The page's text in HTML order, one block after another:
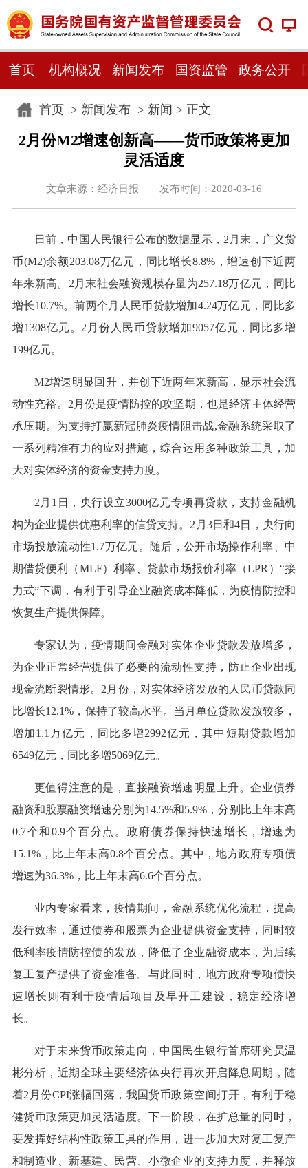
首页 机构概况 新闻发布 国资监管 政务公开
首页> 新闻发布> 新闻 > 正文
2月份M2增速创新高——货币政策将更加
灵活适度
文章来源：经济日报 发布时间：2020-03-16
日前，中国人民银行公布的数据显示，2月末，广义货
币(M2)余额203.08万亿元，同比增长8.8%，增速创下近两
年来新高。2月末社会融资规模存量为257.18万亿元，同比
增长10.7%。前两个月人民币贷款增加4.24万亿元，同比多
增1308亿元。2月份人民币贷款增加9057亿元，同比多增
199亿元。
M2增速明显回升，并创下近两年来新高，显示社会流
动性充裕。2月份是疫情防控的攻坚期，也是经济主体经营
承压期。为支持打赢新冠肺炎疫情阻击战,金融系统采取了
一系列精准有力的应对措施，综合运用多种政策工具，加
大对实体经济的资金支持力度。
2月1日，央行设立3000亿元专项再贷款，支持金融机
构为企业提供优惠利率的信贷支持。2月3日和4日，央行向
市场投放流动性1.7万亿元。随后，公开市场操作利率、中
期借贷便利（MLF）利率、贷款市场报价利率（LPR）“接
力式”下调，有利于引导企业融资成本降低，为疫情防控和
恢复生产提供保障。
专家认为，疫情期间金融对实体企业贷款发放增多，
为企业正常经营提供了必要的流动性支持，防止企业出现
现金流断裂情形。2月份，对实体经济发放的人民币贷款同
比增长12.1%，保持了较高水平。当月单位贷款发放较多，
增加1.1万亿元，同比多增2992亿元，其中短期贷款增加
6549亿元，同比多增5069亿元。
更值得注意的是，直接融资增速明显上升。企业债券
融资和股票融资增速分别为14.5%和5.9%，分别比上年末高
0.7个和0.9个百分点。政府债券保持快速增长，增速为
15.1%，比上年末高0.8个百分点。其中，地方政府专项债
增速为36.3%，比上年末高6.6个百分点。
业内专家看来，疫情期间，金融系统优化流程，提高
发行效率，通过债券和股票为企业提供资金支持，同时较
低利率疫情防控债的发放，降低了企业融资成本，为后续
复工复产提供了资金准备。与此同时，地方政府专项债快
速增长则有利于疫情后项目及早开工建设，稳定经济增
长。
对于未来货币政策走向，中国民生银行首席研究员温
彬分析，近期全球主要经济体央行再次开启降息周期，随
着2月份CPI涨幅回落，我国货币政策空间打开，有利于稳
健货币政策更加灵活适度。下一阶段，在扩总量的同时，
要发挥好结构性政策工具的作用，进一步加大对复工复产
和制造业、新基建、民营、小微企业的支持力度，并释放